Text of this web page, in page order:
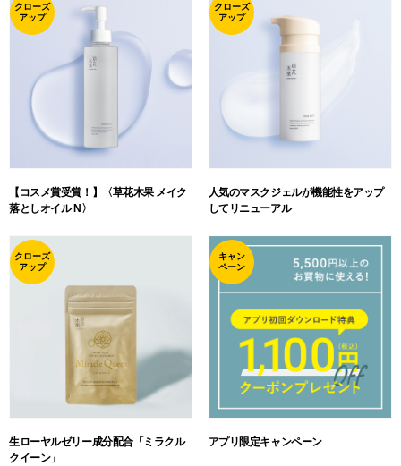
クローズ
アップ
【コスメ賞受賞！】〈草花木果 メイク
落としオイル N〉
クローズ
アップ
人気のマスクジェルが機能性をアップ
してリニューアル
クローズ
アップ
生ローヤルゼリー成分配合「ミラクル
クイーン」
キャン
ペーン
アプリ限定キャンペーン